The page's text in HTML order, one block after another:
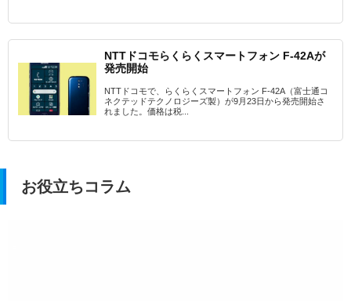
NTTドコモらくらくスマートフォン F-42Aが
発売開始
NTTドコモで、らくらくスマートフォン F-42A（富士通コ
ネクテッドテクノロジーズ製）が9月23日から発売開始さ
れました。価格は税...
お役立ちコラム